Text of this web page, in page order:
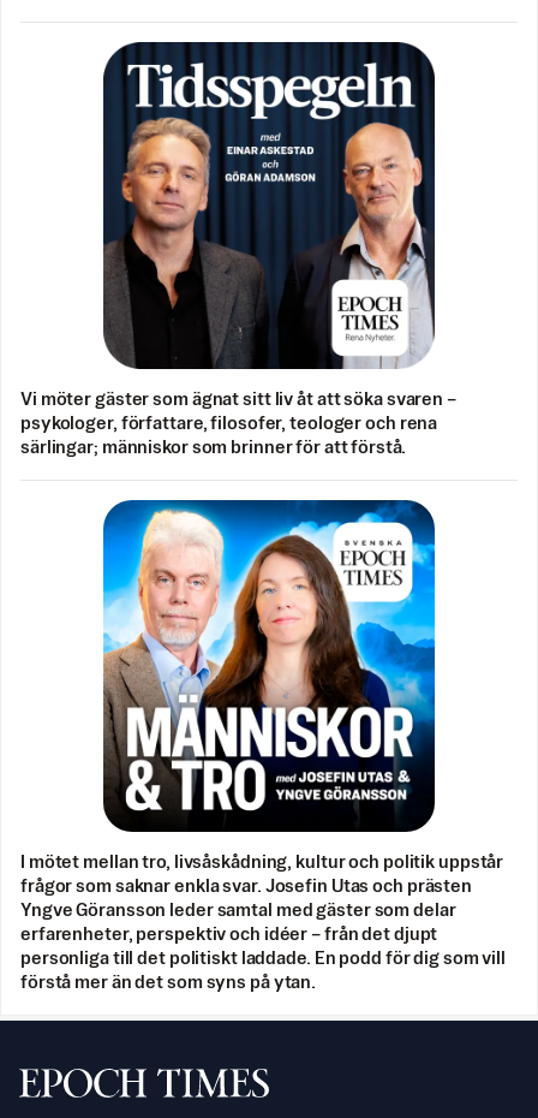
Vi möter gäster som ägnat sitt liv åt att söka svaren –
psykologer, författare, filosofer, teologer och rena
särlingar; människor som brinner för att förstå.
I mötet mellan tro, livsåskådning, kultur och politik uppstår
frågor som saknar enkla svar. Josefin Utas och prästen
Yngve Göransson leder samtal med gäster som delar
erfarenheter, perspektiv och idéer – från det djupt
personliga till det politiskt laddade. En podd för dig som vill
förstå mer än det som syns på ytan.
Svenska Epoch Times